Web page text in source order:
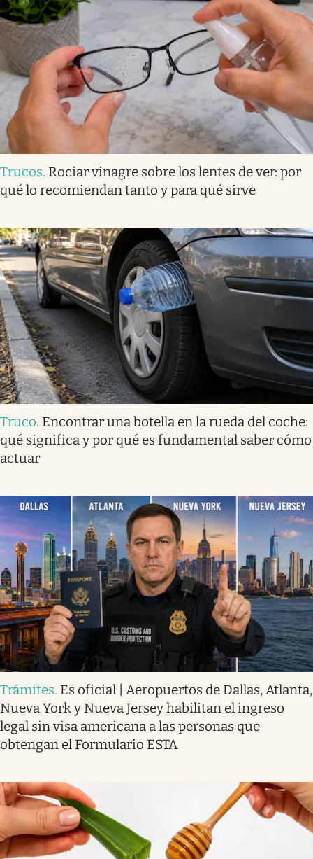
Trucos. Rociar vinagre sobre los lentes de ver: por
qué lo recomiendan tanto y para qué sirve
Truco. Encontrar una botella en la rueda del coche:
qué significa y por qué es fundamental saber cómo
actuar
Trámites. Es oficial | Aeropuertos de Dallas, Atlanta,
Nueva York y Nueva Jersey habilitan el ingreso
legal sin visa americana a las personas que
obtengan el Formulario ESTA